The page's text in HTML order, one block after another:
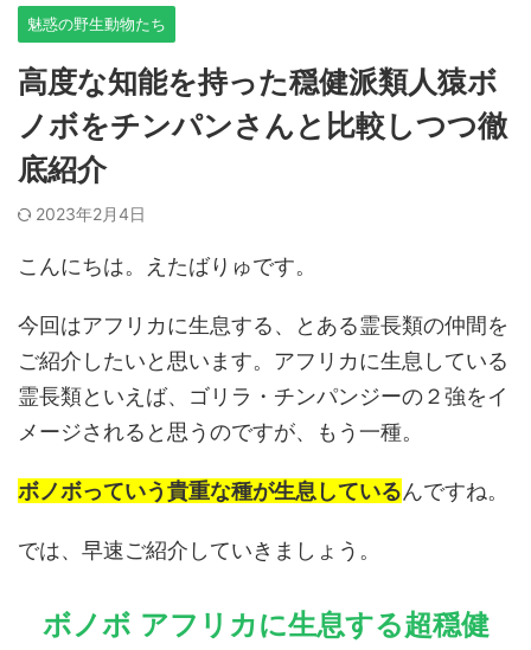
魅惑の野生動物たち
高度な知能を持った穏健派類人猿ボ
ノボをチンパンさんと比較しつつ徹
底紹介
2023年2月4日
こんにちは。えたばりゅです。
今回はアフリカに生息する、とある霊長類の仲間を
ご紹介したいと思います。アフリカに生息している
霊長類といえば、ゴリラ・チンパンジーの２強をイ
メージされると思うのですが、もう一種。
ボノボっていう貴重な種が生息しているんですね。
では、早速ご紹介していきましょう。
ボノボ アフリカに生息する超穏健